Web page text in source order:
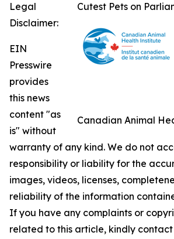
Cutest Pets on
Canadian Animal
Legal
Disclaimer:
EIN
Presswire
provides
this news
content "as
is" without
warranty of any kind. We do not
responsibility or liability for the
images, videos, licenses,
reliability of the information
If you have any complaints or
related to this article, kindly